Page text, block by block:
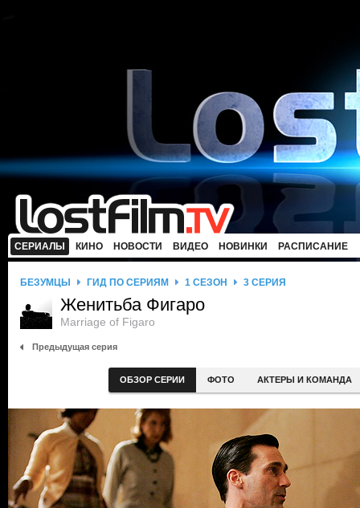
СЕРИАЛЫ КИНО НОВОСТИ ВИДЕО НОВИНКИ РАСПИСАНИЕ
БЕЗУМЦЫ ГИД ПО СЕРИЯМ 1 СЕЗОН 3 СЕРИЯ
Женитьба Фигаро
Marriage of Figaro
Предыдущая серия
ОБЗОР СЕРИИ ФОТО АКТЕРЫ И КОМАНДА